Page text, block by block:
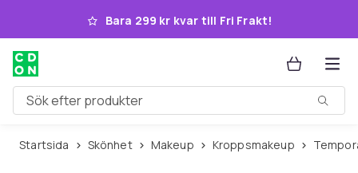
Hoppa till huvudinnehållet
Bara 299 kr kvar till Fri Frakt!
Sök efter produkter
Startsida Skönhet Makeup Kroppsmakeup